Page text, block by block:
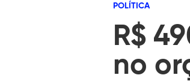
POLÍTICA
R$
no